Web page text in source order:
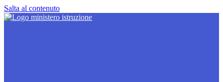
Salta al contenuto